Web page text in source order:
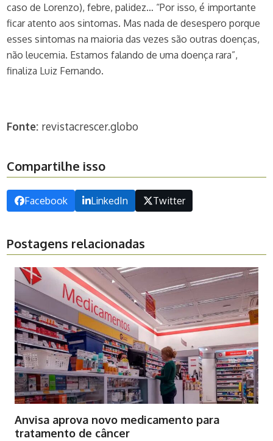
caso de Lorenzo), febre, palidez… “Por isso, é importante
ficar atento aos sintomas. Mas nada de desespero porque
esses sintomas na maioria das vezes são outras doenças,
não leucemia. Estamos falando de uma doença rara”,
finaliza Luiz Fernando.
Fonte: revistacrescer.globo
Compartilhe isso
Facebook LinkedIn Twitter
Postagens relacionadas
Anvisa aprova novo medicamento para
tratamento de câncer